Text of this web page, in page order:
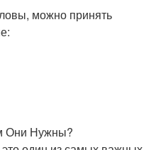
можно принять
Они Нужны?